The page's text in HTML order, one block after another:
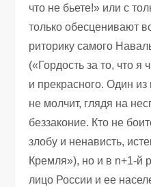
что не бьете!» или с
только обесценивают
риторику самого
(«Гордость за то, что я
и прекрасного. Один
не молчит, глядя на
беззаконие. Кто не
злобу и ненависть,
Кремля»), но и в n+1-й
лицо России и ее